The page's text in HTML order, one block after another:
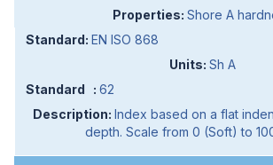
Shore A
EN ISO 868
Sh A
62
Index based on a flat
depth. Scale from 0 (Soft) to